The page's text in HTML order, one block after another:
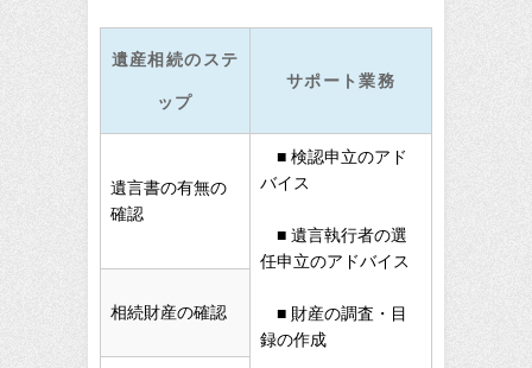
遺産相続のステ
ップ
サポート業務
遺言書の有無の
確認
■ 検認申立のアド
バイス
■ 遺言執行者の選
任申立のアドバイス
■ 財産の調査・目
録の作成
相続財産の確認